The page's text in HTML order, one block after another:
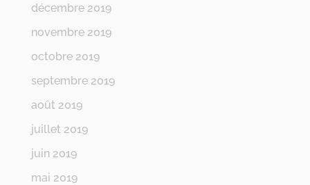
décembre 2019
novembre 2019
octobre 2019
septembre 2019
août 2019
juillet 2019
juin 2019
mai 2019